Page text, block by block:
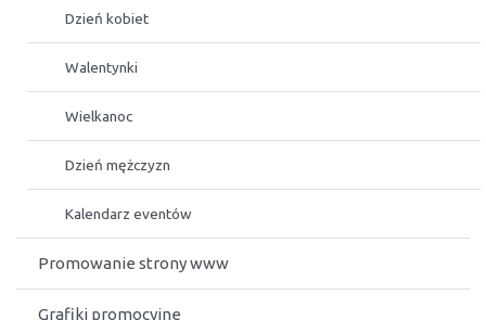
Dzień kobiet
Walentynki
Wielkanoc
Dzień mężczyzn
Kalendarz eventów
Promowanie strony www
Grafiki promocyjne